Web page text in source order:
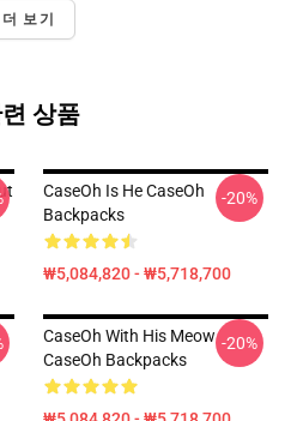
더 보기
상품
CaseOh Is He CaseOh
Backpacks
₩5,084,820 - ₩5,718,700
-20%
CaseOh With His Meow
CaseOh Backpacks
-20%